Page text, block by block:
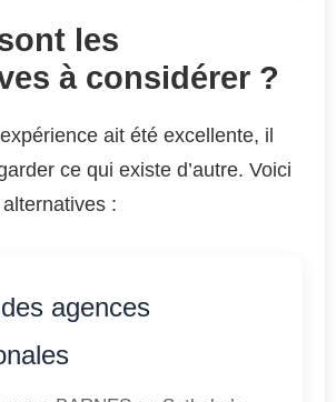
les
à considérer ?
ait été excellente, il
ce qui existe d’autre. Voici
:
agences